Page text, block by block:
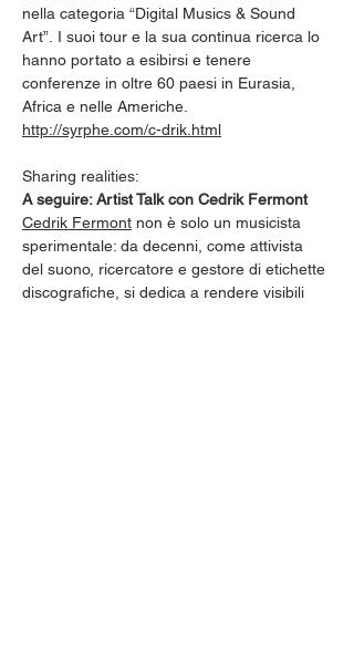
nella categoria “Digital Musics & Sound
Art”. I suoi tour e la sua continua ricerca lo
hanno portato a esibirsi e tenere
conferenze in oltre 60 paesi in Eurasia,
Africa e nelle Americhe.
http://syrphe.com/c-drik.html
Sharing realities:
A seguire: Artist Talk con Cedrik Fermont
Cedrik Fermont non è solo un musicista
sperimentale: da decenni, come attivista
del suono, ricercatore e gestore di etichette
discografiche, si dedica a rendere visibili